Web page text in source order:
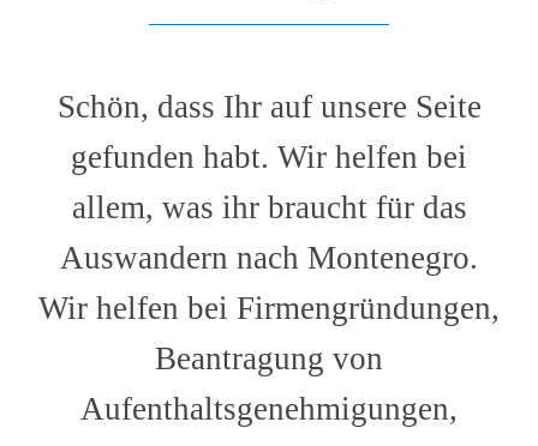
Schön, dass Ihr auf unsere Seite
gefunden habt. Wir helfen bei
allem, was ihr braucht für das
Auswandern nach Montenegro.
Wir helfen bei Firmengründungen,
Beantragung von
Aufenthaltsgenehmigungen,